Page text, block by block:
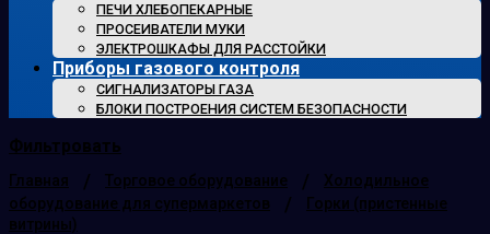
ПЕЧИ ХЛЕБОПЕКАРНЫЕ
ПРОСЕИВАТЕЛИ МУКИ
ЭЛЕКТРОШКАФЫ ДЛЯ РАССТОЙКИ
Приборы газового контроля
СИГНАЛИЗАТОРЫ ГАЗА
БЛОКИ ПОСТРОЕНИЯ СИСТЕМ БЕЗОПАСНОСТИ
Фильтровать
Главная / Торговое оборудование /
Холодильное
оборудование для супермаркетов
/
Горки (пристенные
витрины)